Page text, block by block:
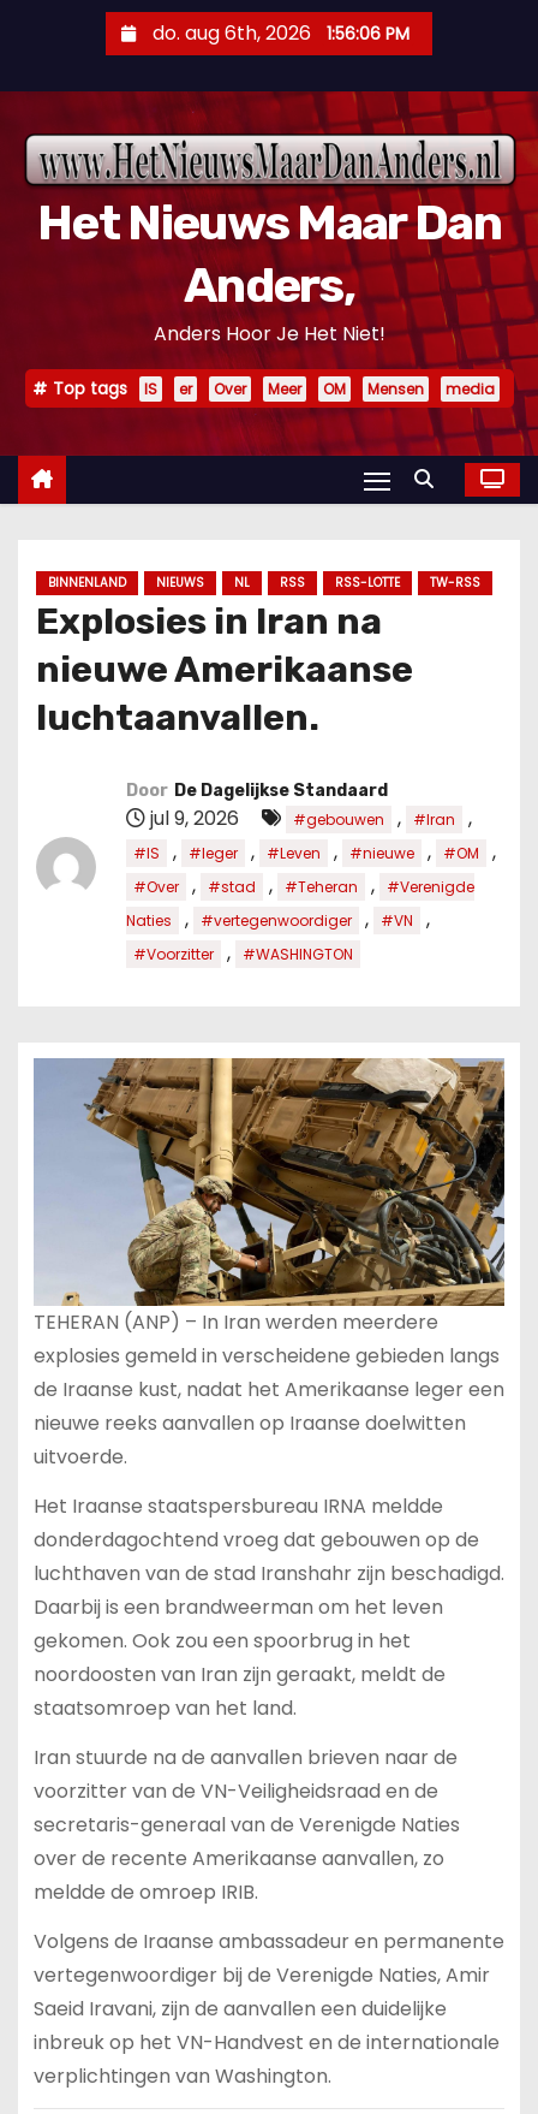
n
do. aug 6th, 2026 1:56:07 PM
Het Nieuws Maar Dan
Anders,
Anders Hoor Je Het Niet!
Top tags IS er Over Meer OM Mensen media
BINNENLAND NIEUWS NL RSS RSS-LOTTE TW-RSS
Explosies in Iran na
nieuwe Amerikaanse
luchtaanvallen.
Door De Dagelijkse Standaard
jul 9, 2026 #gebouwen , #Iran ,
#IS , #leger , #Leven , #nieuwe , #OM ,
#Over , #stad , #Teheran ,
#Verenigde
Naties
, #vertegenwoordiger , #VN ,
#Voorzitter , #WASHINGTON
TEHERAN (ANP) – In Iran werden meerdere
explosies gemeld in verscheidene gebieden langs
de Iraanse kust, nadat het Amerikaanse leger een
nieuwe reeks aanvallen op Iraanse doelwitten
uitvoerde.
Het Iraanse staatspersbureau IRNA meldde
donderdagochtend vroeg dat gebouwen op de
luchthaven van de stad Iranshahr zijn beschadigd.
Daarbij is een brandweerman om het leven
gekomen. Ook zou een spoorbrug in het
noordoosten van Iran zijn geraakt, meldt de
staatsomroep van het land.
Iran stuurde na de aanvallen brieven naar de
voorzitter van de VN-Veiligheidsraad en de
secretaris-generaal van de Verenigde Naties
over de recente Amerikaanse aanvallen, zo
meldde de omroep IRIB.
Volgens de Iraanse ambassadeur en permanente
vertegenwoordiger bij de Verenigde Naties, Amir
Saeid Iravani, zijn de aanvallen een duidelijke
inbreuk op het VN-Handvest en de internationale
verplichtingen van Washington.